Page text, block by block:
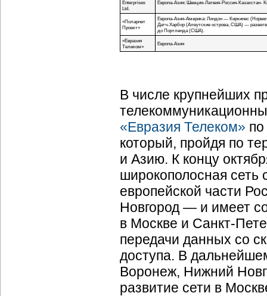
Enterprises
Ltd.
Европа-Азия: Швеция-Латвия-Россия-Казахстан-
«Поларнет
Проект»
Европа-Азия-Америка: Лондон — Киркинес
Датч-Харбор (Алеутские острова, США) —
до Портленда (США).
«Евразия
Телеком»
Европа-Азия
В числе крупнейших
«Евразия Телеком»
который, пройдя по
и Азию. К концу
широкополосная сеть
европейской части
Новгород — и имеет
в Москве и Санкт-
передачи данных со
доступа. В
Воронеж, Нижний
развитие сети в